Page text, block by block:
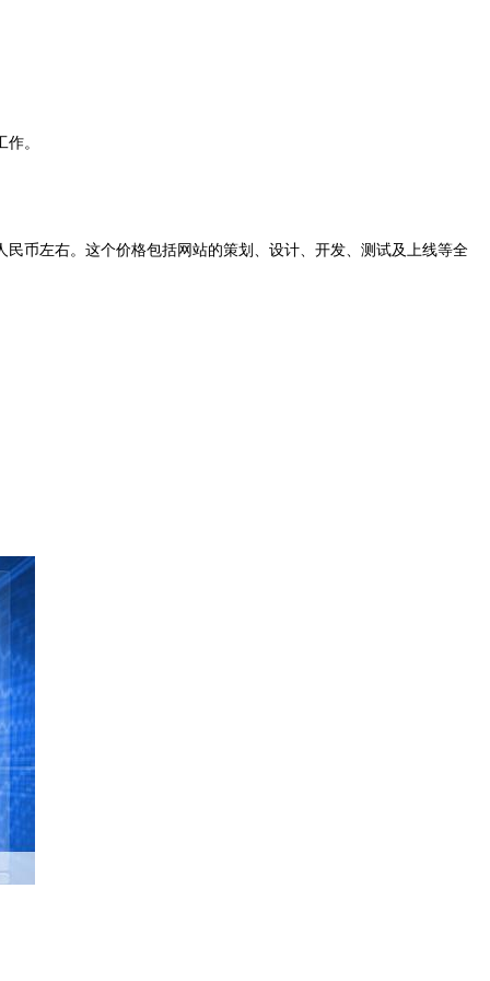
。
币左右。这个价格包括网站的策划、设计、开发、测试及上线等全